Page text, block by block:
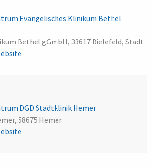
Evangelisches Klinikum Bethel
Bethel gGmbH, 33617 Bielefeld, Stadt
DGD Stadtklinik Hemer
58675 Hemer